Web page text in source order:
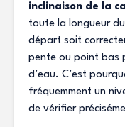
inclinaison de la
toute la longueur
départ soit
pente ou point bas
d’eau. C’est
fréquemment un
de vérifier